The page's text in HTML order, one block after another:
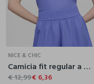
M
NICE & CHIC
Camicia fit regular a girocollo donna
€ 12,99€ 6,36